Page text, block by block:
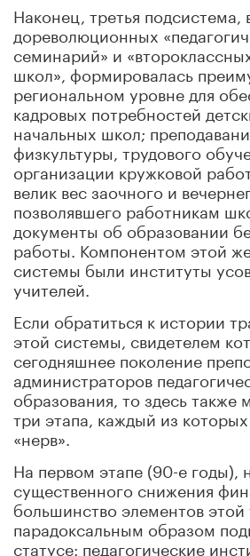
Наконец, третья
дореволюционных
семинарий» и
школ», формировалась
региональном уровне для
кадровых потребностей
начальных школ;
физкультуры, трудового
организации кружковой
велик вес заочного и
позволявшего работникам
документы об образовании
работы. Компонентом этой
системы были институты
учителей.
Если обратиться к истории
этой системы, свидетелем
сегодняшнее поколение
администраторов
образования, то здесь также
три этапа, каждый из
«нерв».
На первом этапе (90-е годы),
существенного снижения
большинство элементов этой
парадоксальным образом
статусе: педагогические